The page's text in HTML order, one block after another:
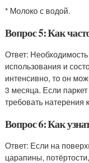
* Молоко с водой.
Вопрос 5: Как
Ответ:
использования и
интенсивно, то он
3 месяца. Если
требовать
Вопрос 6: Как
Ответ: Если на
царапины,